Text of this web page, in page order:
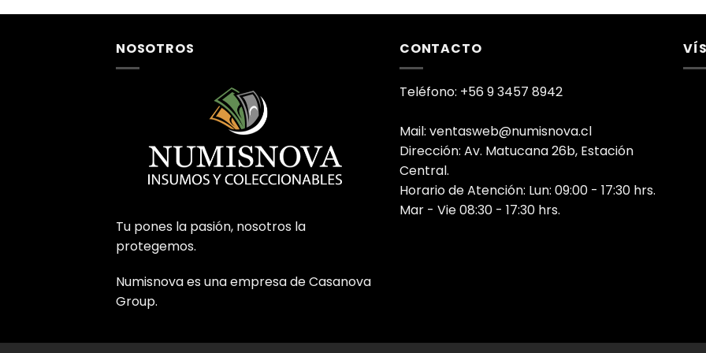
NOSOTROS
Tu pones la pasión, nosotros la
protegemos.
Numisnova es una empresa de Casanova
Group.
CONTACTO
Teléfono: +56 9 3457 8942
Mail: ventasweb@numisnova.cl
Dirección: Av. Matucana 26b, Estación
Central.
Horario de Atención: Lun: 09:00 - 17:30 hrs.
Mar - Vie 08:30 - 17:30 hrs.